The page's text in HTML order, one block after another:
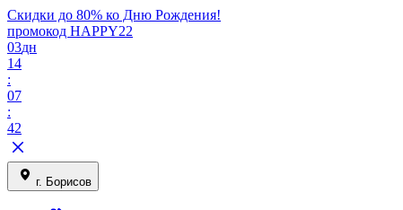
Скидки до 80% ко Дню Рождения!
промокод HAPPY22
03дн
14
:
07
:
42
г. Борисов